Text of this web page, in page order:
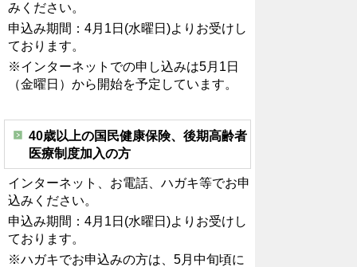
みください。
申込み期間：4月1日(水曜日)よりお受けし
ております。
※インターネットでの申し込みは5月1日
（金曜日）から開始を予定しています。
40歳以上の国民健康保険、後期高齢者
医療制度加入の方
インターネット、お電話、ハガキ等でお申
込みください。
申込み期間：4月1日(水曜日)よりお受けし
ております。
※ハガキでお申込みの方は、5月中旬頃に